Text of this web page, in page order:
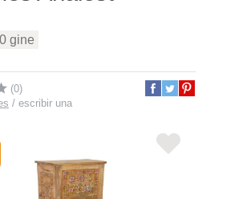
gine
(0)
/ escribir una